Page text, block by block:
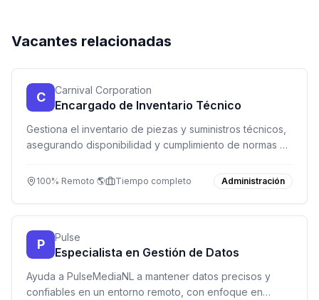
Vacantes relacionadas
C Carnival Corporation
Encargado de Inventario Técnico
Gestiona el inventario de piezas y suministros técnicos,
asegurando disponibilidad y cumplimiento de normas de
100% Remoto 🌎 Tiempo completo Administración
P Pulse
Especialista en Gestión de Datos
Ayuda a PulseMediaNL a mantener datos precisos y
confiables en un entorno remoto, con enfoque en